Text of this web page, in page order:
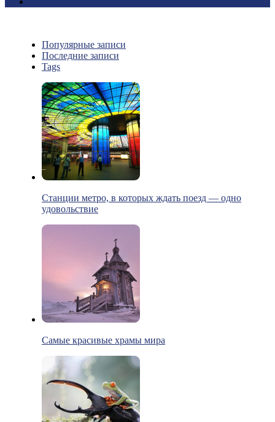
Популярные записи
Последние записи
Tags
Станции метро, в которых ждать поезд — одно
удовольствие
Самые красивые храмы мира